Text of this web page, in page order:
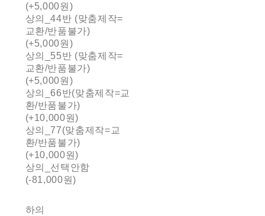
(+5,000원)
상의_44반 (맞춤제작=
교환/반품불가)
(+5,000원)
상의_55반 (맞춤제작=
교환/반품불가)
(+5,000원)
상의_66반(맞춤제작=교
환/반품불가)
(+10,000원)
상의_77(맞춤제작=교
환/반품불가)
(+10,000원)
상의_선택안함
(-81,000원)
하의